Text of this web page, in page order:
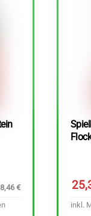
€
inkl.